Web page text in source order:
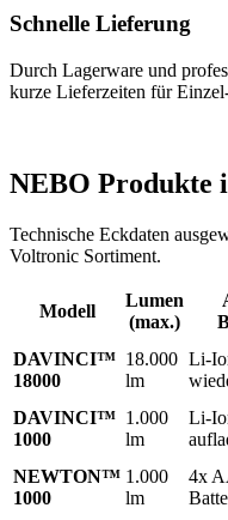
Schnelle Lieferung
Durch Lagerware und
kurze Lieferzeiten für
NEBO Produkte
Technische Eckdaten
Voltronic Sortiment.
Modell
Lumen
(max.)
DAVINCI™
18000
18.000
lm
Li-
DAVINCI™
1000
1.000
lm
Li-
NEWTON™
1000
1.000
lm
4x